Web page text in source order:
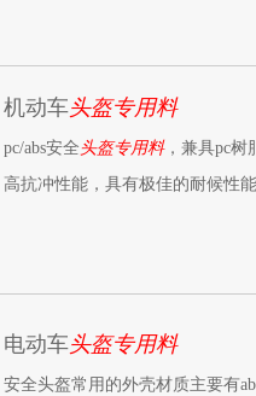
机动车头盔专用料
pc/abs安全头盔专用料，兼具pc树
高抗冲性能，具有极佳的耐候性
电动车头盔专用料
安全头盔常用的外壳材质主要有